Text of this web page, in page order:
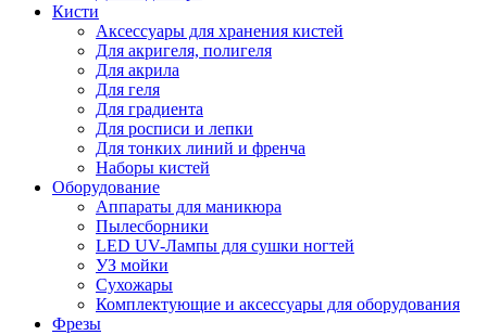
Кисти
Аксессуары для хранения кистей
Для акригеля, полигеля
Для акрила
Для геля
Для градиента
Для росписи и лепки
Для тонких линий и френча
Наборы кистей
Оборудование
Аппараты для маникюра
Пылесборники
LED UV-Лампы для сушки ногтей
УЗ мойки
Сухожары
Комплектующие и аксессуары для оборудования
Фрезы